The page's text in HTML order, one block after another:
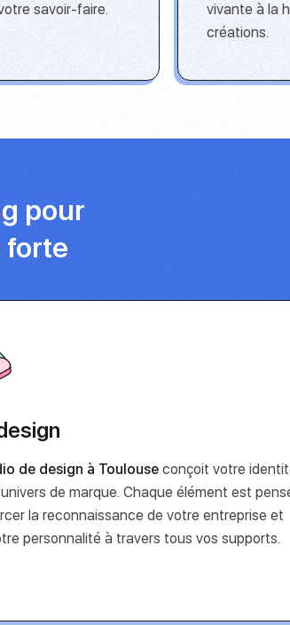
savoir-faire.
vivante à la
créations.
pour
forte
de design à Toulouse conçoit votre
de marque. Chaque élément est
la reconnaissance de votre entreprise et
personnalité à travers tous vos supports.